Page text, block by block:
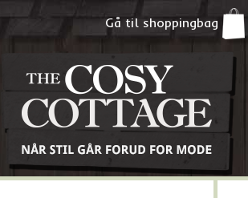
Gå til shoppingbag